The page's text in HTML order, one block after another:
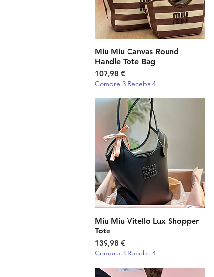
Visualização rápida
Miu Miu Canvas Round
Handle Tote Bag
Preço
107,98 €
Compre 3 Receba 4
Visualização rápida
Miu Miu Vitello Lux Shopper
Tote
Preço
139,98 €
Compre 3 Receba 4